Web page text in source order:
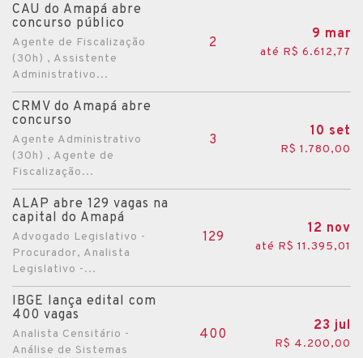
CAU do Amapá abre
concurso público
Agente de Fiscalização
(30h) , Assistente
Administrativo...
2
9 mar
até R$ 6.612,77
CRMV do Amapá abre
concurso
Agente Administrativo
(30h) , Agente de
Fiscalização...
3
10 set
R$ 1.780,00
ALAP abre 129 vagas na
capital do Amapá
Advogado Legislativo -
Procurador, Analista
Legislativo -...
129
12 nov
até R$ 11.395,01
IBGE lança edital com
400 vagas
Analista Censitário -
Análise de Sistemas
400
23 jul
R$ 4.200,00